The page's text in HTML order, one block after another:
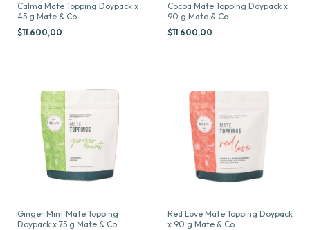
Calma Mate Topping Doypack x
45 g Mate & Co
$11.600,00
Cocoa Mate Topping Doypack x
90 g Mate & Co
$11.600,00
Ginger Mint Mate Topping
Doypack x 75 g Mate & Co
Red Love Mate Topping Doypack
x 90 g Mate & Co